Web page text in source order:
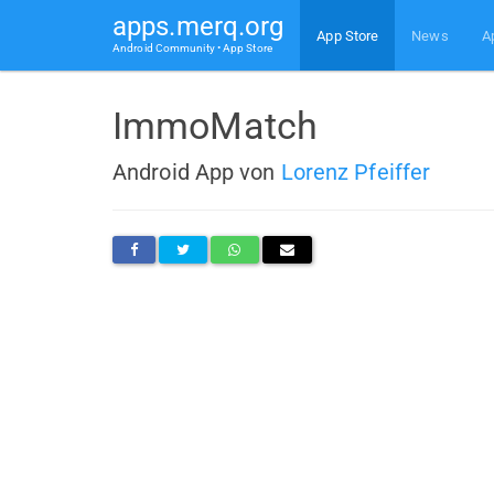
apps.merq.org
Android Community • App Store
App Store News
ImmoMatch
Android App von Lorenz Pfeiffer